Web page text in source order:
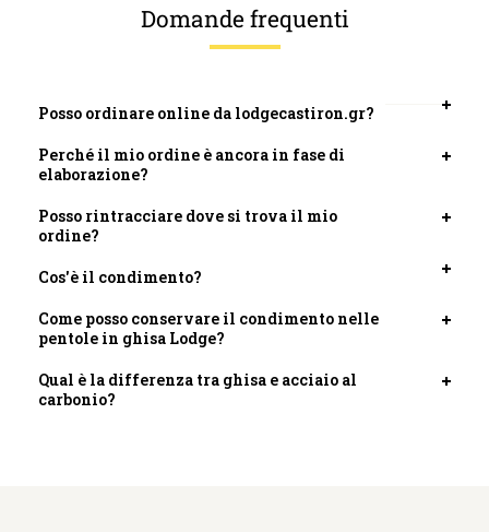
Domande frequenti
Posso ordinare online da lodgecastiron.gr?
scheda
Perché il mio ordine è ancora in fase di
elaborazione?
Posso rintracciare dove si trova il mio
ordine?
scheda
Cos'è il condimento?
scheda
Come posso conservare il condimento nelle
pentole in ghisa Lodge?
Qual è la differenza tra ghisa e acciaio al
carbonio?